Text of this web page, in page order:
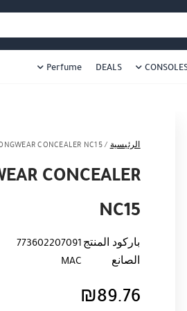
كل جديد ؟
DEALS
Perfume
الرئيسية /
CONCEALER NC15
CONCEALER
NC15
باركود المنتج773602207091
الصانع
MAC
₪89.76